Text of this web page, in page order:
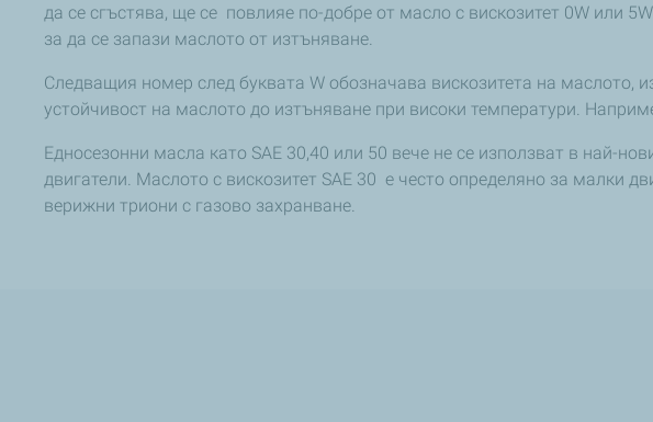
да се сгъстява, ще се повлияе по-добре от масло с вискозитет 0W или
за да се запази маслото от изтъняване.
Следващия номер след буквата W обозначава вискозитета на маслото,
устойчивост на маслото до изтъняване при високи температури.
Едносезонни масла като SAE 30,40 или 50 вече не се използват в най-
двигатели. Маслото с вискозитет SAE 30 е често определяно за малки
верижни триони с газово захранване.